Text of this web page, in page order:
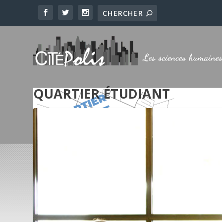
QUARTIER ÉTUDIANT